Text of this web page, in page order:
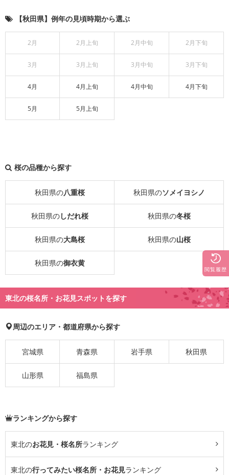
【秋田県】例年の見頃時期から選ぶ
2月 2月上旬 2月中旬 2月下旬
3月 3月上旬 3月中旬 3月下旬
4月 4月上旬 4月中旬 4月下旬
5月 5月上旬
桜の品種から探す
秋田県の八重桜 秋田県のソメイヨシノ
秋田県のしだれ桜 秋田県の冬桜
秋田県の大島桜 秋田県の山桜
秋田県の御衣黄
東北の桜名所・お花見スポットを探す
周辺のエリア・都道府県から探す
宮城県 青森県 岩手県 秋田県
山形県 福島県
ランキングから探す
東北のお花見・桜名所ランキング
東北の行ってみたい桜名所・お花見ランキング
閲覧履歴